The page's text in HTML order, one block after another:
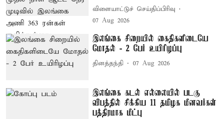
விளையாட்டுச் செய்திப்பிரிவு
07 Aug 2026
இலங்கை சிறையில் கைதிகளிடையே
மோதல் - 2 பேர் உயிரிழப்பு
தினத்தந்தி 07 Aug 2026
இலங்கை கடல் எல்லையில் படகு
விபத்தில் சிக்கிய 11 தமிழக மீனவர்கள்
பத்திரமாக மீட்பு